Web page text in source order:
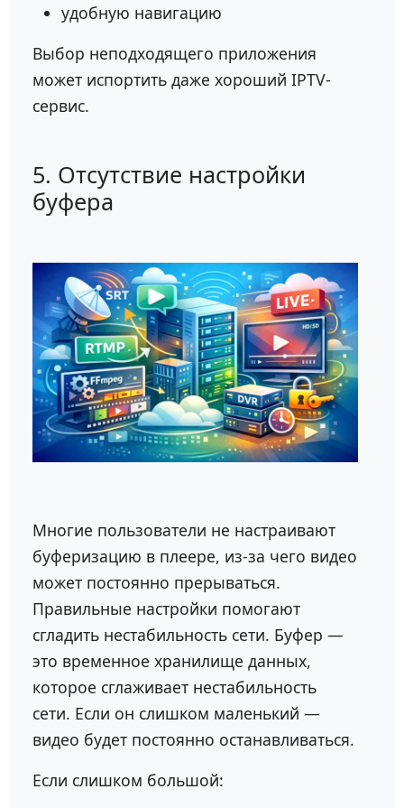
удобную навигацию
Выбор неподходящего приложения
может испортить даже хороший IPTV-
сервис.
5. Отсутствие настройки
буфера
Многие пользователи не настраивают
буферизацию в плеере, из-за чего видео
может постоянно прерываться.
Правильные настройки помогают
сгладить нестабильность сети. Буфер —
это временное хранилище данных,
которое сглаживает нестабильность
сети. Если он слишком маленький —
видео будет постоянно останавливаться.
Если слишком большой: